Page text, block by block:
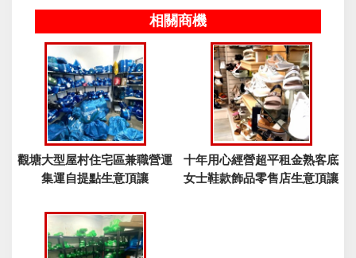
相關商機
觀塘大型屋村住宅區兼職營運
集運自提點生意頂讓
十年用心經營超平租金熟客底
女士鞋款飾品零售店生意頂讓